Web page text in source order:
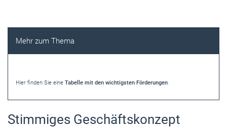
Hier finden Sie eine Tabelle mit den wichtigsten Förderungen.
Stimmiges Geschäftskonzept